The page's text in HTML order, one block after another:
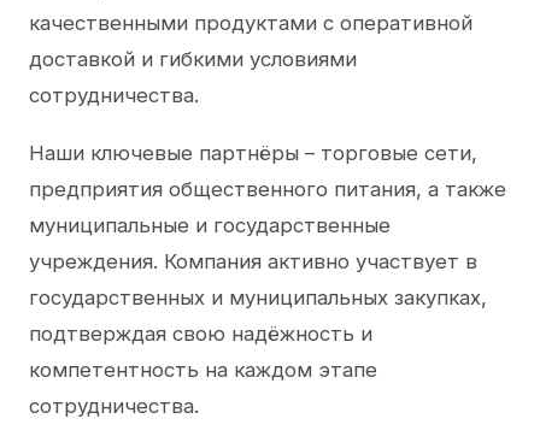
качественными продуктами с оперативной
доставкой и гибкими условиями
сотрудничества.
Наши ключевые партнёры – торговые сети,
предприятия общественного питания, а также
муниципальные и государственные
учреждения. Компания активно участвует в
государственных и муниципальных закупках,
подтверждая свою надёжность и
компетентность на каждом этапе
сотрудничества.